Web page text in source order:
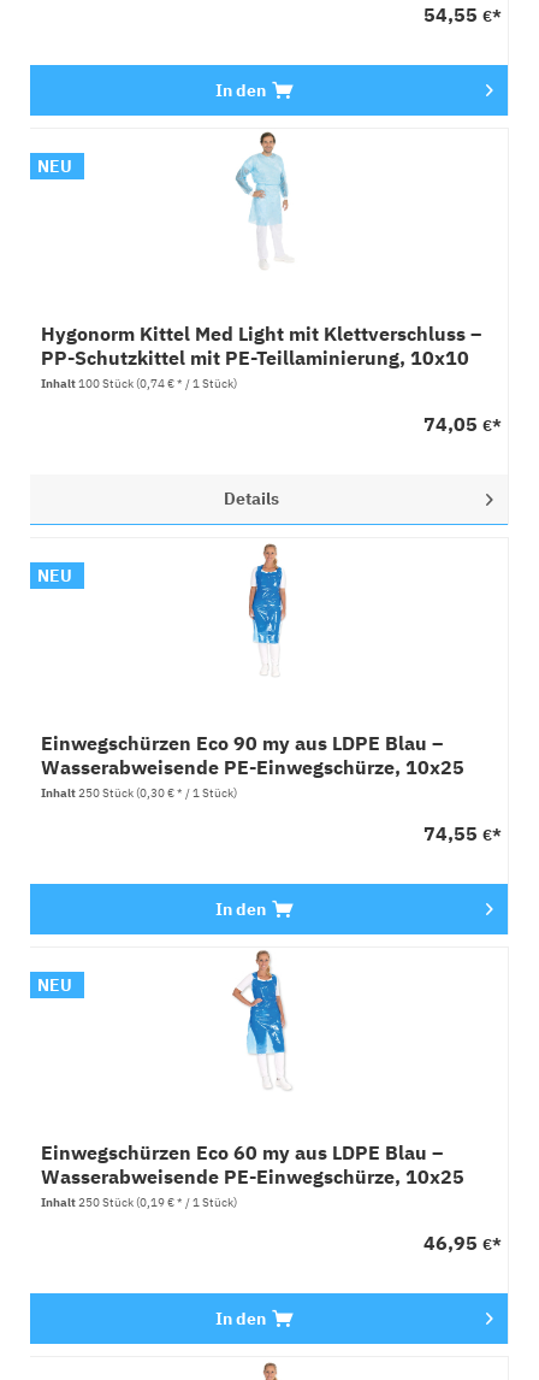
54,55 €*
In den
NEU
Hygonorm Kittel Med Light mit Klettverschluss –
PP-Schutzkittel mit PE-Teillaminierung, 10x10
Stück
Inhalt100 Stück(0,74 € * / 1 Stück)
74,05 €*
Details
NEU
Einwegschürzen Eco 90 my aus LDPE Blau –
Wasserabweisende PE-Einwegschürze, 10x25
Stück
Inhalt250 Stück(0,30 € * / 1 Stück)
74,55 €*
In den
NEU
Einwegschürzen Eco 60 my aus LDPE Blau –
Wasserabweisende PE-Einwegschürze, 10x25
Stück
Inhalt250 Stück(0,19 € * / 1 Stück)
46,95 €*
In den